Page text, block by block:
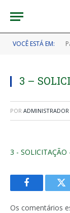
VOCÊ ESTÁ EM:
3 –
POR ADMINISTRADOR
3 - SOLICITAÇÃO
Facebook
Os comentários